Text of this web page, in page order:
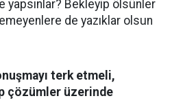
yapsınlar? Bekleyip ölsünler
de yazıklar olsun
terk etmeli,
çözümler üzerinde